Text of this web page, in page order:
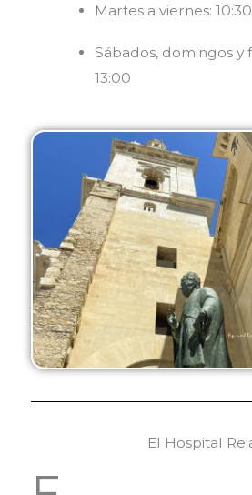
Martes a viernes:
Sábados, domingos y
13:00
El Hospital